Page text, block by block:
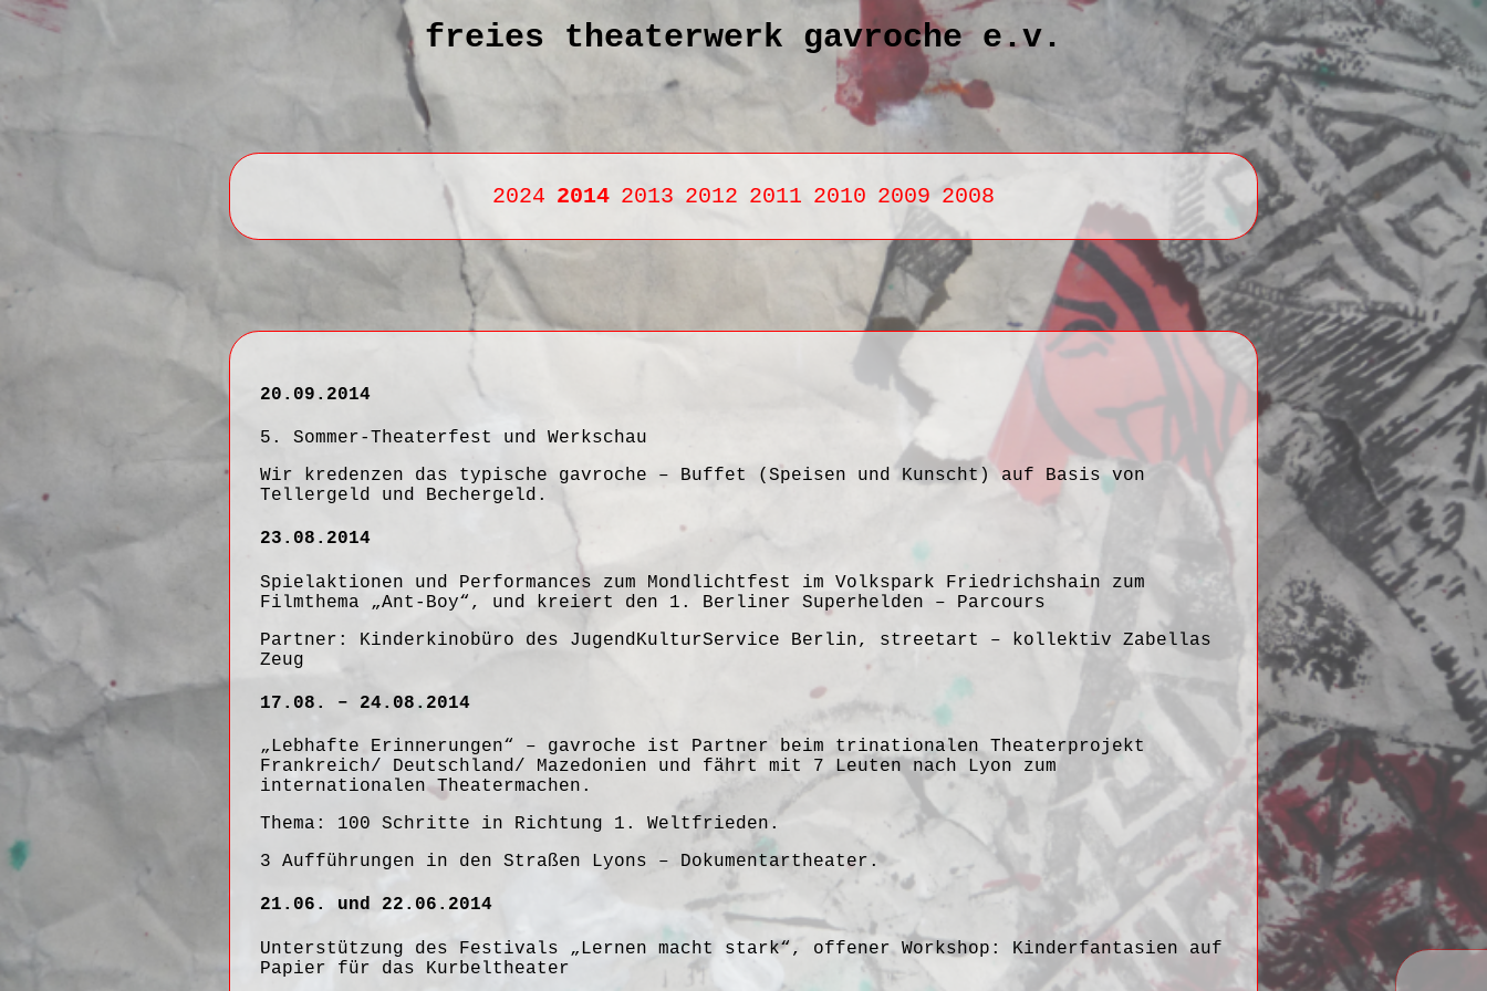
freies theaterwerk gavroche e.v.
2024 2014 2013 2012 2011 2010 2009 2008
20.09.2014
5. Sommer-Theaterfest und Werkschau
Wir kredenzen das typische gavroche – Buffet (Speisen und Kunscht) auf Basis von
Tellergeld und Bechergeld.
23.08.2014
Spielaktionen und Performances zum Mondlichtfest im Volkspark Friedrichshain zum
Filmthema „Ant-Boy“, und kreiert den 1. Berliner Superhelden – Parcours
Partner: Kinderkinobüro des JugendKulturService Berlin, streetart – kollektiv Zabellas
Zeug
17.08. – 24.08.2014
„Lebhafte Erinnerungen“ – gavroche ist Partner beim trinationalen Theaterprojekt
Frankreich/ Deutschland/ Mazedonien und fährt mit 7 Leuten nach Lyon zum
internationalen Theatermachen.
Thema: 100 Schritte in Richtung 1. Weltfrieden.
3 Aufführungen in den Straßen Lyons – Dokumentartheater.
21.06. und 22.06.2014
Unterstützung des Festivals „Lernen macht stark“, offener Workshop: Kinderfantasien auf
Papier für das Kurbeltheater